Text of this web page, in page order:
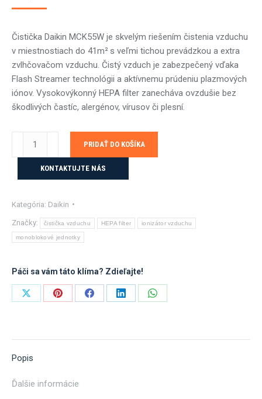
Čistička Daikin MCK55W je skvelým riešením čistenia vzduchu
v miestnostiach do 41m² s veľmi tichou prevádzkou a extra
zvlhčovačom vzduchu. Čistý vzduch je zabezpečený vďaka
Flash Streamer technológii a aktívnemu prúdeniu plazmových
iónov. Vysokovýkonný HEPA filter zanecháva ovzdušie bez
škodlivých častíc, alergénov, vírusov či plesní.
MCK55W
čistička
vzduchu
so
PRIDAŤ DO KOŠÍKA
KONTAKTUJTE NÁS
Kategória: Daikin
Značky: čistička vzduchu HEPA filter ionizátor vzduchu
monoblokové jednotky
Páči sa vám táto klíma? Zdieľajte!
Share
Share
Share
Share
Share
Popis
Ďalšie informácie